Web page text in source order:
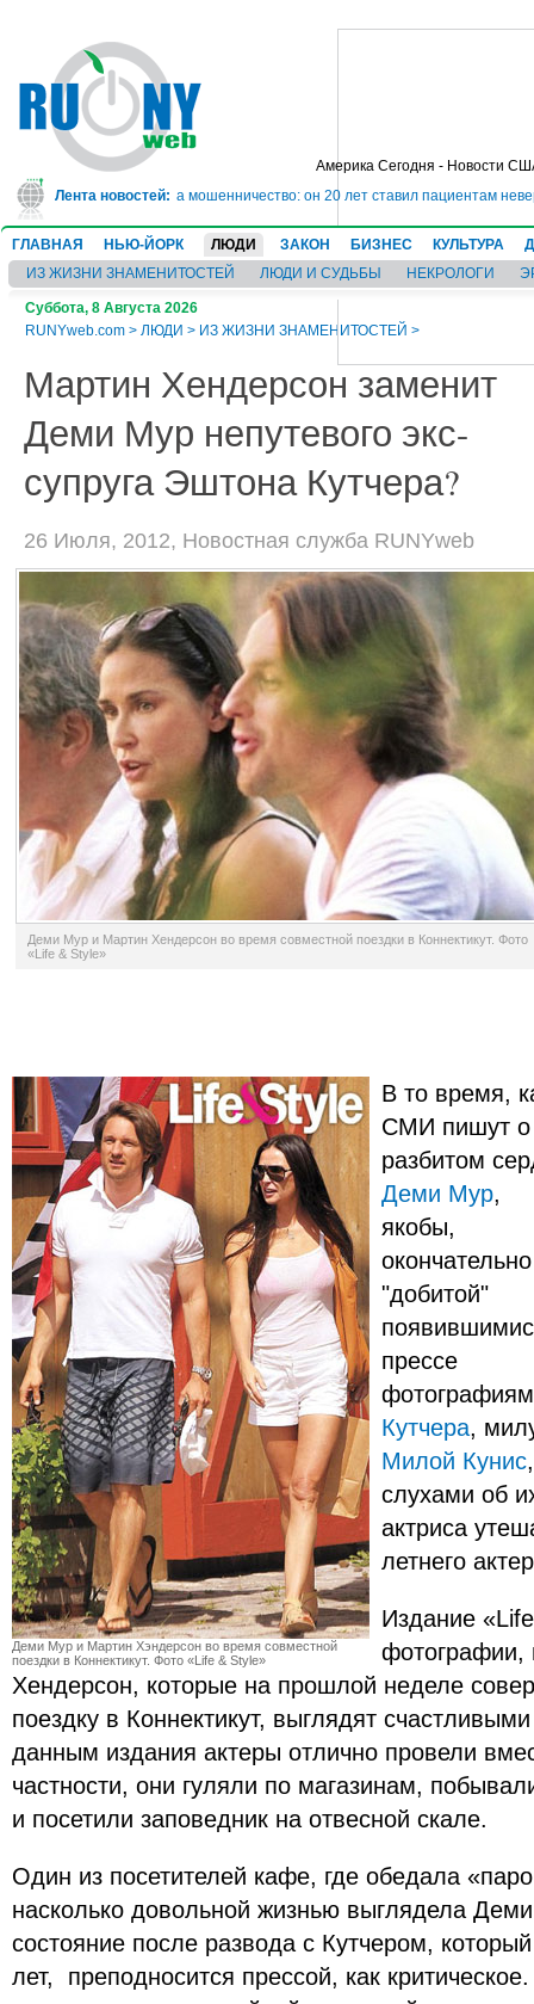
Америка Сегодня - Новости
Лента новостей:
в тюрьму на 10 лет за мошенничество: он 20 лет ставил пациентам
ГЛАВНАЯ НЬЮ-ЙОРК ЛЮДИ ЗАКОН БИЗНЕС КУЛЬТУРА
ИЗ ЖИЗНИ ЗНАМЕНИТОСТЕЙ
ЛЮДИ И СУДЬБЫ НЕКРОЛОГИ
Суббота, 8 Августа 2026
RUNYweb.com > ЛЮДИ > ИЗ ЖИЗНИ ЗНАМЕНИТОСТЕЙ >
Мартин Хендерсон заменит
Деми Мур непутевого экс-
супруга Эштона Кутчера?
26 Июля, 2012, Новостная служба RUNYweb
Деми Мур и Мартин Хендерсон во время совместной поездки в Коннектикут. Фото
«Life & Style»
Деми Мур и Мартин Хэндерсон во время совместной
поездки в Коннектикут. Фото «Life & Style»
В то время,
СМИ пишут о
разбитом
Деми Мур,
якобы,
окончательно
"добитой"
прессе
Кутчера,
Милой Кунис
слухами об
актриса
летнего
Издание
фотографии,
Хендерсон, которые на прошлой неделе
поездку в Коннектикут, выглядят
данным издания актеры отлично провели
частности, они гуляли по магазинам,
и посетили заповедник на отвесной скале.
Один из посетителей кафе, где обедала
насколько довольной жизнью выглядела
состояние после развода с Кутчером,
лет, преподносится прессой, как